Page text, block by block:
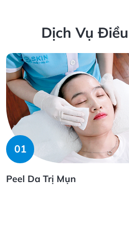
Dịch Vụ
01
Peel Da Trị Mụn